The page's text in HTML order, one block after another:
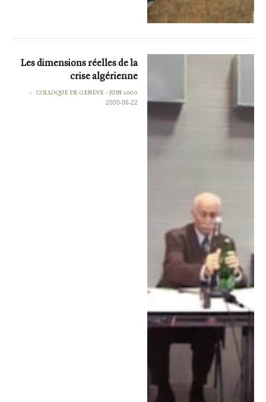
Les dimensions réelles de la
crise algérienne
COLLOQUE DE GENÈVE - JUIN 2000
2000-06-22